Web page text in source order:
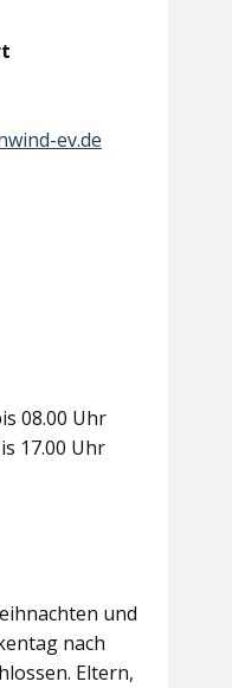
ev.de
08.00 Uhr
17.00 Uhr
und
nach
Eltern,